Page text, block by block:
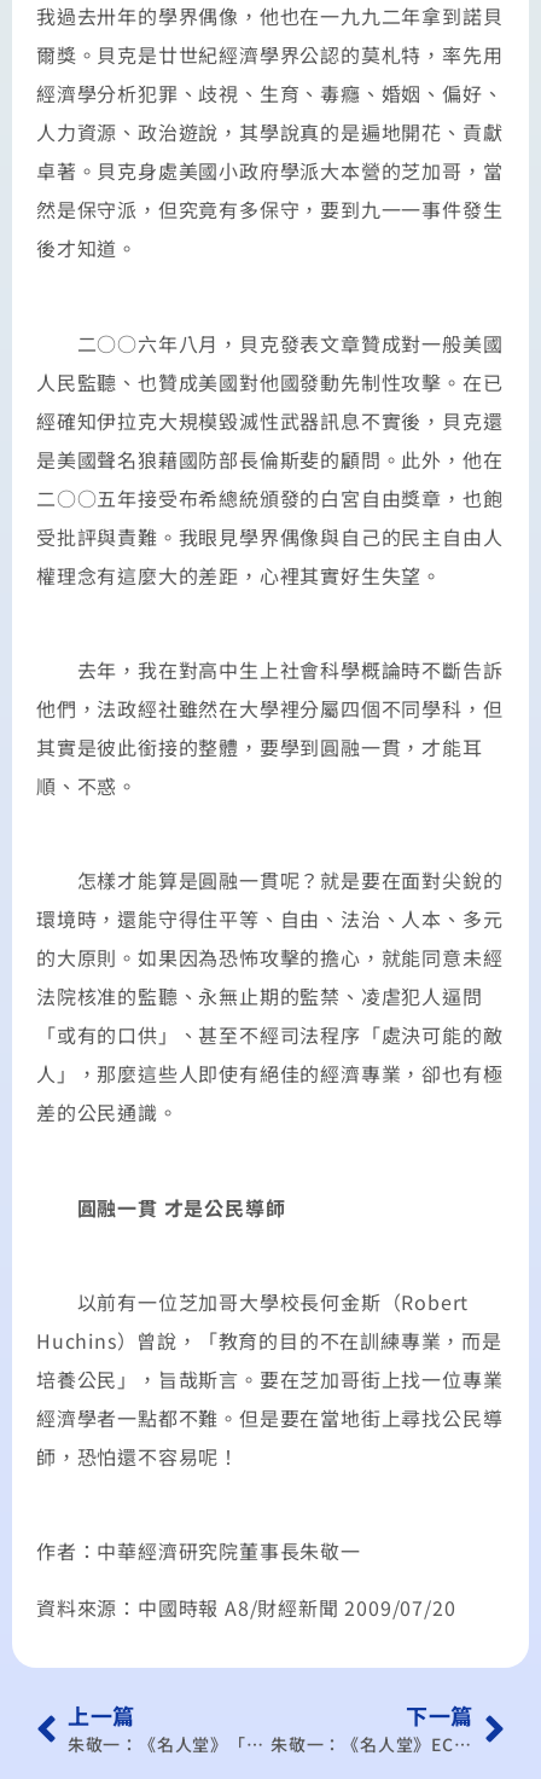
我過去卅年的學界偶像，他也在一九九二年拿到諾貝
爾獎。貝克是廿世紀經濟學界公認的莫札特，率先用
經濟學分析犯罪、歧視、生育、毒癮、婚姻、偏好、
人力資源、政治遊說，其學說真的是遍地開花、貢獻
卓著。貝克身處美國小政府學派大本營的芝加哥，當
然是保守派，但究竟有多保守，要到九一一事件發生
後才知道。
二○○六年八月，貝克發表文章贊成對一般美國
人民監聽、也贊成美國對他國發動先制性攻擊。在已
經確知伊拉克大規模毀滅性武器訊息不實後，貝克還
是美國聲名狼藉國防部長倫斯斐的顧問。此外，他在
二○○五年接受布希總統頒發的白宮自由獎章，也飽
受批評與責難。我眼見學界偶像與自己的民主自由人
權理念有這麼大的差距，心裡其實好生失望。
去年，我在對高中生上社會科學概論時不斷告訴
他們，法政經社雖然在大學裡分屬四個不同學科，但
其實是彼此銜接的整體，要學到圓融一貫，才能耳
順、不惑。
怎樣才能算是圓融一貫呢？就是要在面對尖銳的
環境時，還能守得住平等、自由、法治、人本、多元
的大原則。如果因為恐怖攻擊的擔心，就能同意未經
法院核准的監聽、永無止期的監禁、凌虐犯人逼問
「或有的口供」、甚至不經司法程序「處決可能的敵
人」，那麼這些人即使有絕佳的經濟專業，卻也有極
差的公民通識。
圓融一貫 才是公民導師
以前有一位芝加哥大學校長何金斯（Robert
Huchins）曾說，「教育的目的不在訓練專業，而是
培養公民」，旨哉斯言。要在芝加哥街上找一位專業
經濟學者一點都不難。但是要在當地街上尋找公民導
師，恐怕還不容易呢！
作者：中華經濟研究院董事長朱敬一
資料來源：中國時報 A8/財經新聞 2009/07/20
上一篇
朱敬一：《名人堂》「和光同塵」才是培育菁英的有效率環境
下一篇
朱敬一：《名人堂》ECFA不只影響貿易 也影響投資